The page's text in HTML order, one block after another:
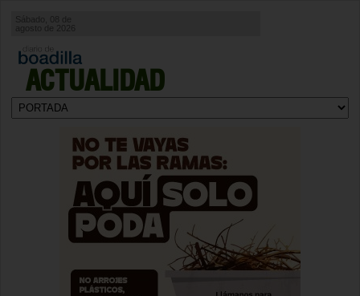
ACTUALIDAD
Sábado, 08 de
agosto de 2026